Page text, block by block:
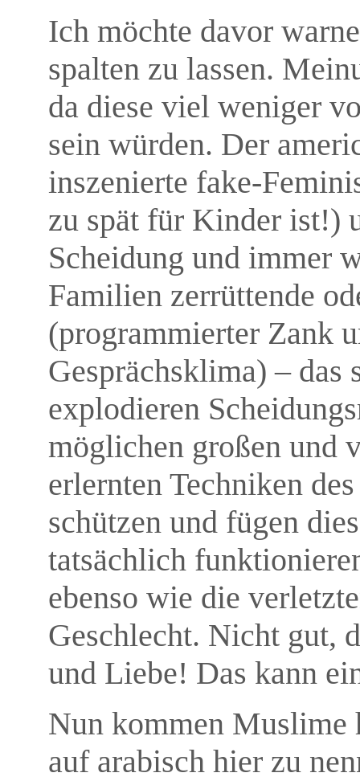
Ich möchte davor
spalten zu lassen.
da diese viel weniger
sein würden. Der
inszenierte fake-
zu spät für Kinder ist!)
Scheidung und immer
Familien zerrüttende
(programmierter Zank
Gesprächsklima) –
explodieren
möglichen großen und
erlernten Techniken
schützen und fügen
tatsächlich
ebenso wie die
Geschlecht. Nicht gut,
und Liebe! Das kann
Nun kommen Muslime
auf arabisch hier zu